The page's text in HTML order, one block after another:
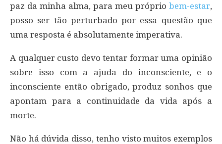
paz da minha alma, para meu próprio bem-estar,
posso ser tão perturbado por essa questão que
uma resposta é absolutamente imperativa.
A qualquer custo devo tentar formar uma opinião
sobre isso com a ajuda do inconsciente, e o
inconsciente então obrigado, produz sonhos que
apontam para a continuidade da vida após a
morte.
Não há dúvida disso, tenho visto muitos exemplos